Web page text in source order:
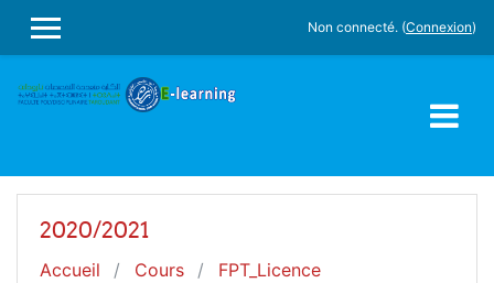
PANNEAU LATÉRAL
Non connecté. (Connexion)
2020/2021
Accueil Cours
FPT_Licence